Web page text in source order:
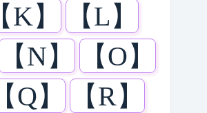
【K】
【L】
【N】
【O】
【Q】
【R】